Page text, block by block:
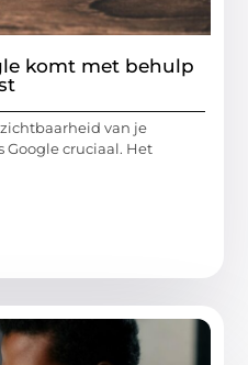
komt met behulp
van je
Google cruciaal. Het